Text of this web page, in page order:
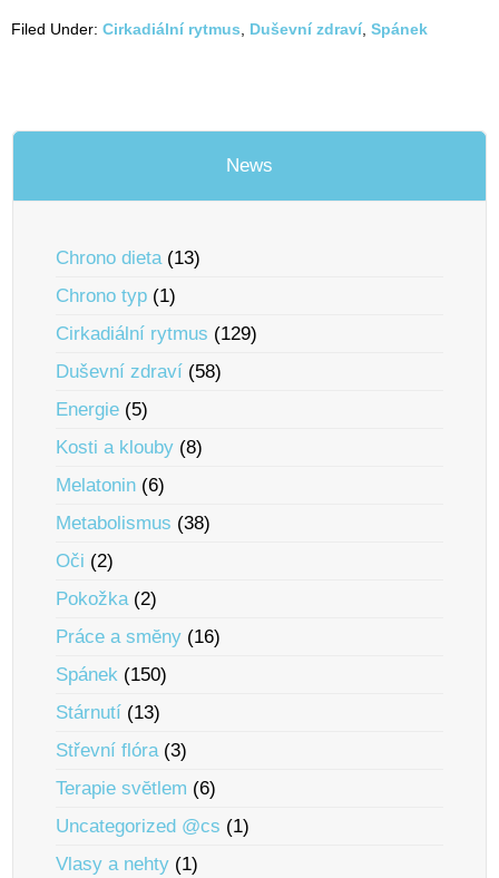
Filed Under: Cirkadiální rytmus Duševní zdraví Spánek
News
Chrono dieta(13)
Chrono typ (1)
Cirkadiální rytmus (129)
Duševní zdraví (58)
Energie (5)
Kosti a klouby (8)
Melatonin (6)
Metabolismus (38)
Oči (2)
Pokožka(2)
Práce a smĕny (16)
Spánek (150)
Stárnutí (13)
Střevní flóra(3)
Terapie svĕtlem (6)
Uncategorized @cs (1)
Vlasy a nehty (1)